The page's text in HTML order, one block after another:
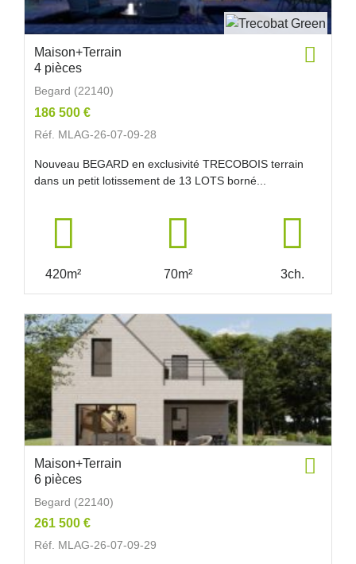
Maison+Terrain
4 pièces
Begard (22140)
186 500 €
Réf. MLAG-26-07-09-28
Nouveau BEGARD en exclusivité TRECOBOIS terrain
dans un petit lotissement de 13 LOTS borné...
420m² 70m² 3ch.
Maison+Terrain
6 pièces
Begard (22140)
261 500 €
Réf. MLAG-26-07-09-29